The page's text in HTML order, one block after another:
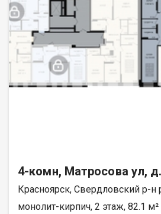
4-комн, Матросова ул,
Красноярск, Свердловский р-н
монолит-кирпич, 2 этаж, 82.1 м²